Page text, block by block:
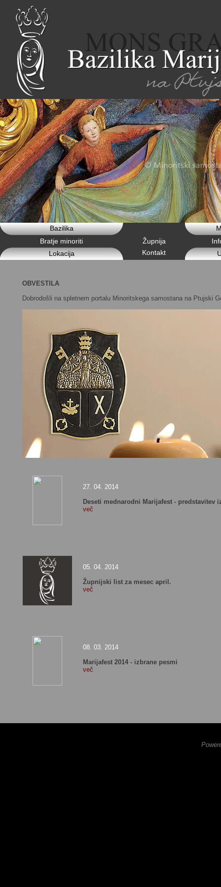
Bazilika
Bratje minoriti
Župnija
Lokacija
Kontakt
OBVESTILA
Dobrodošli na spletnem portalu Minoritskega samostana na Ptujski
27. 04. 2014
Deseti mednarodni Marijafest - predstavitev
več
05. 04. 2014
Župnijski list za mesec april.
več
08. 03. 2014
Marijafest 2014 - izbrane pesmi
več